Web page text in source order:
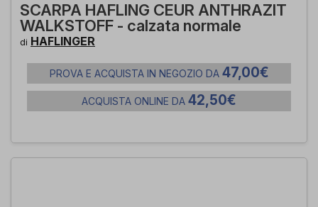
SCARPA HAFLING CEUR ANTHRAZIT
WALKSTOFF - calzata normale
di HAFLINGER
PROVA E ACQUISTA IN NEGOZIO DA 47,00€
ACQUISTA ONLINE DA 42,50€